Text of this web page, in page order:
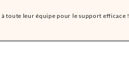
toute leur équipe pour le support efficace !